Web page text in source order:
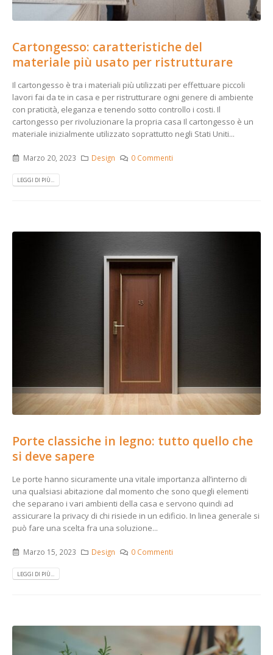
Cartongesso: caratteristiche del
materiale più usato per ristrutturare
Il cartongesso è tra i materiali più utilizzati per effettuare piccoli
lavori fai da te in casa e per ristrutturare ogni genere di ambiente
con praticità, eleganza e tenendo sotto controllo i costi. Il
cartongesso per rivoluzionare la propria casa Il cartongesso è un
materiale inizialmente utilizzato soprattutto negli Stati Uniti...
Marzo 20, 2023 Design 0 Commenti
LEGGI DI PIÙ...
Porte classiche in legno: tutto quello che
si deve sapere
Le porte hanno sicuramente una vitale importanza all’interno di
una qualsiasi abitazione dal momento che sono quegli elementi
che separano i vari ambienti della casa e servono quindi ad
assicurare la privacy di chi risiede in un edificio. In linea generale si
può fare una scelta fra una soluzione...
Marzo 15, 2023 Design 0 Commenti
LEGGI DI PIÙ...